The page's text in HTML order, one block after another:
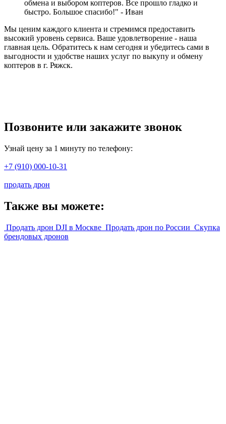
обмена и выбором коптеров. Все прошло гладко и
быстро. Большое спасибо!" - Иван
Мы ценим каждого клиента и стремимся предоставить
высокий уровень сервиса. Ваше удовлетворение - наша
главная цель. Обратитесь к нам сегодня и убедитесь сами в
выгодности и удобстве наших услуг по выкупу и обмену
коптеров в г. Ряжск.
Позвоните или закажите звонок
Узнай цену за 1 минуту по телефону:
+7 (910) 000-10-31
продать дрон
Также вы можете:
Продать дрон DJI в Москве Продать дрон по России Скупка
брендовых дронов